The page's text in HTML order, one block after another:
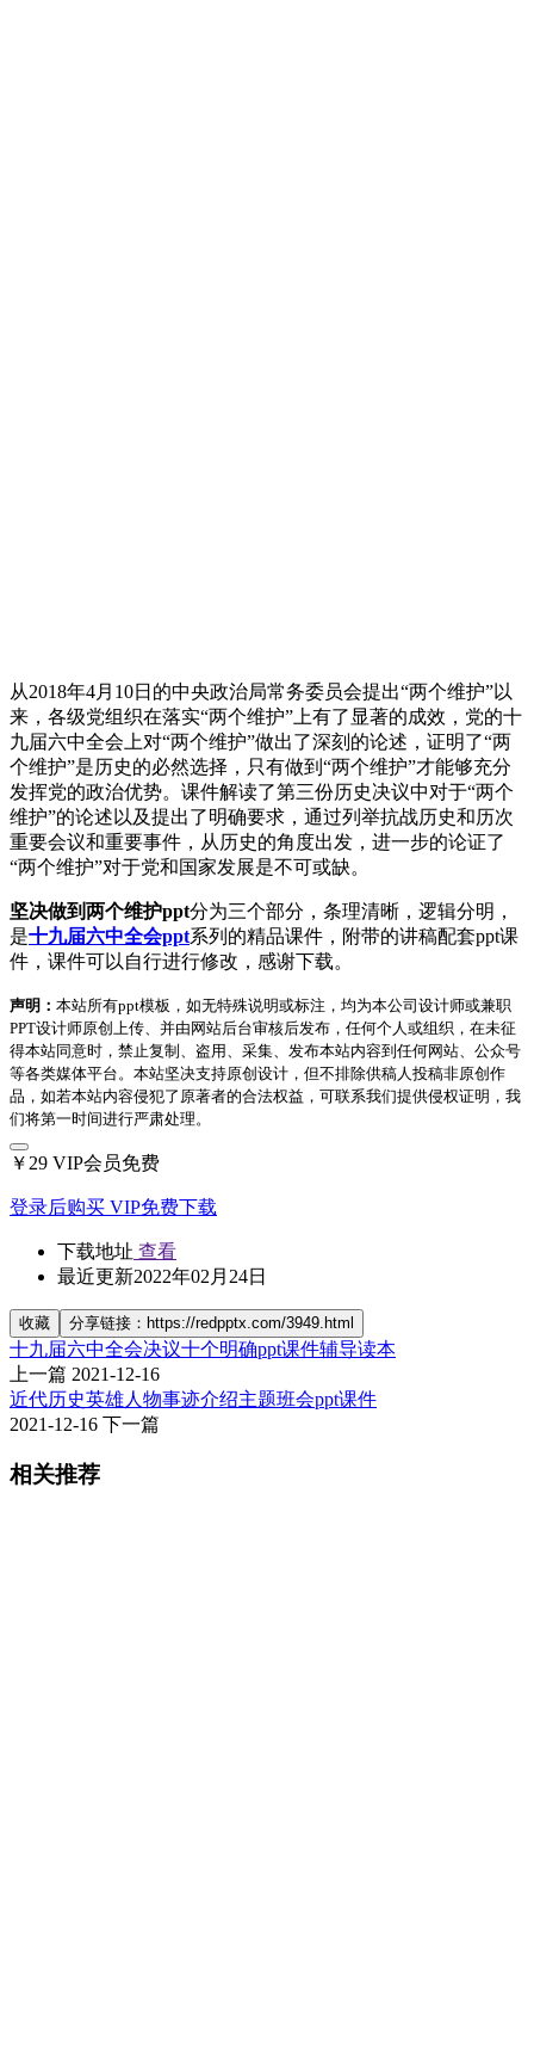
从2018年4月10日的中央政治局常务委员会提出“两个维护”以
来，各级党组织在落实“两个维护”上有了显著的成效，党的十
九届六中全会上对“两个维护”做出了深刻的论述，证明了“两
个维护”是历史的必然选择，只有做到“两个维护”才能够充分
发挥党的政治优势。课件解读了第三份历史决议中对于“两个
维护”的论述以及提出了明确要求，通过列举抗战历史和历次
重要会议和重要事件，从历史的角度出发，进一步的论证了
“两个维护”对于党和国家发展是不可或缺。
坚决做到两个维护ppt分为三个部分，条理清晰，逻辑分明，
是十九届六中全会ppt系列的精品课件，附带的讲稿配套ppt课
件，课件可以自行进行修改，感谢下载。
声明： 本站所有ppt模板，如无特殊说明或标注，均为本公司设计师或兼职
PPT设计师原创上传、并由网站后台审核后发布，任何个人或组织，在未征
得本站同意时，禁止复制、盗用、采集、发布本站内容到任何网站、公众号
等各类媒体平台。本站坚决支持原创设计，但不排除供稿人投稿非原创作
品，如若本站内容侵犯了原著者的合法权益，可联系我们提供侵权证明，我
们将第一时间进行严肃处理。
￥29 VIP会员免费
登录后购买 VIP免费下载
下载地址 查看
最近更新2022年02月24日
收藏 分享链接：https://redpptx.com/3949.html
十九届六中全会决议十个明确ppt课件辅导读本
上一篇 2021-12-16
近代历史英雄人物事迹介绍主题班会ppt课件
2021-12-16 下一篇
相关推荐